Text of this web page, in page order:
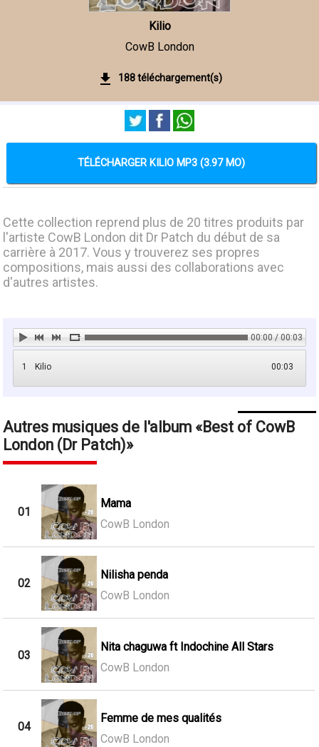
Kilio
CowB London
188 téléchargement(s)
TÉLÉCHARGER KILIO MP3 (3.97 MO)
Cette collection reprend plus de 20 titres produits par
l'artiste CowB London dit Dr Patch du début de sa
carrière à 2017. Vous y trouverez ses propres
compositions, mais aussi des collaborations avec
d'autres artistes.
00:00 / 00:03
1 00:03
Kilio
Autres musiques de l'album
Best of CowB
London (Dr Patch)
01
Mama
CowB London
02
Nilisha penda
CowB London
03
Nita chaguwa ft Indochine All Stars
CowB London
04
Femme de mes qualités
CowB London